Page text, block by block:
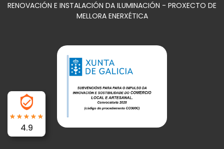
RENOVACIÓN E INSTALACIÓN DA ILUMINACIÓN - PROXECTO DE
MELLORA ENERXÉTICA
4.9